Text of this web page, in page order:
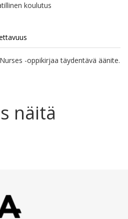
koulutus
-oppikirjaa täydentävä äänite.
näitä